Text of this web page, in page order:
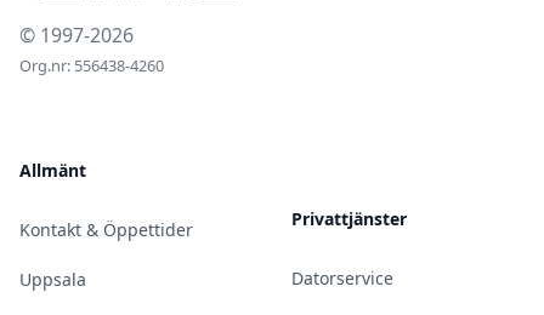
© 1997-2026
Org.nr: 556438-4260
Allmänt
Kontakt & Öppettider
Uppsala
Privattjänster
Datorservice